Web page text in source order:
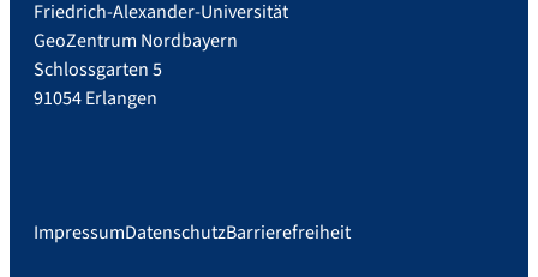
Friedrich-Alexander-Universität
GeoZentrum Nordbayern
Schlossgarten 5
91054 Erlangen
ImpressumDatenschutzBarrierefreiheit